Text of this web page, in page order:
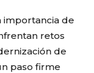
importancia de
retos
de
paso firme